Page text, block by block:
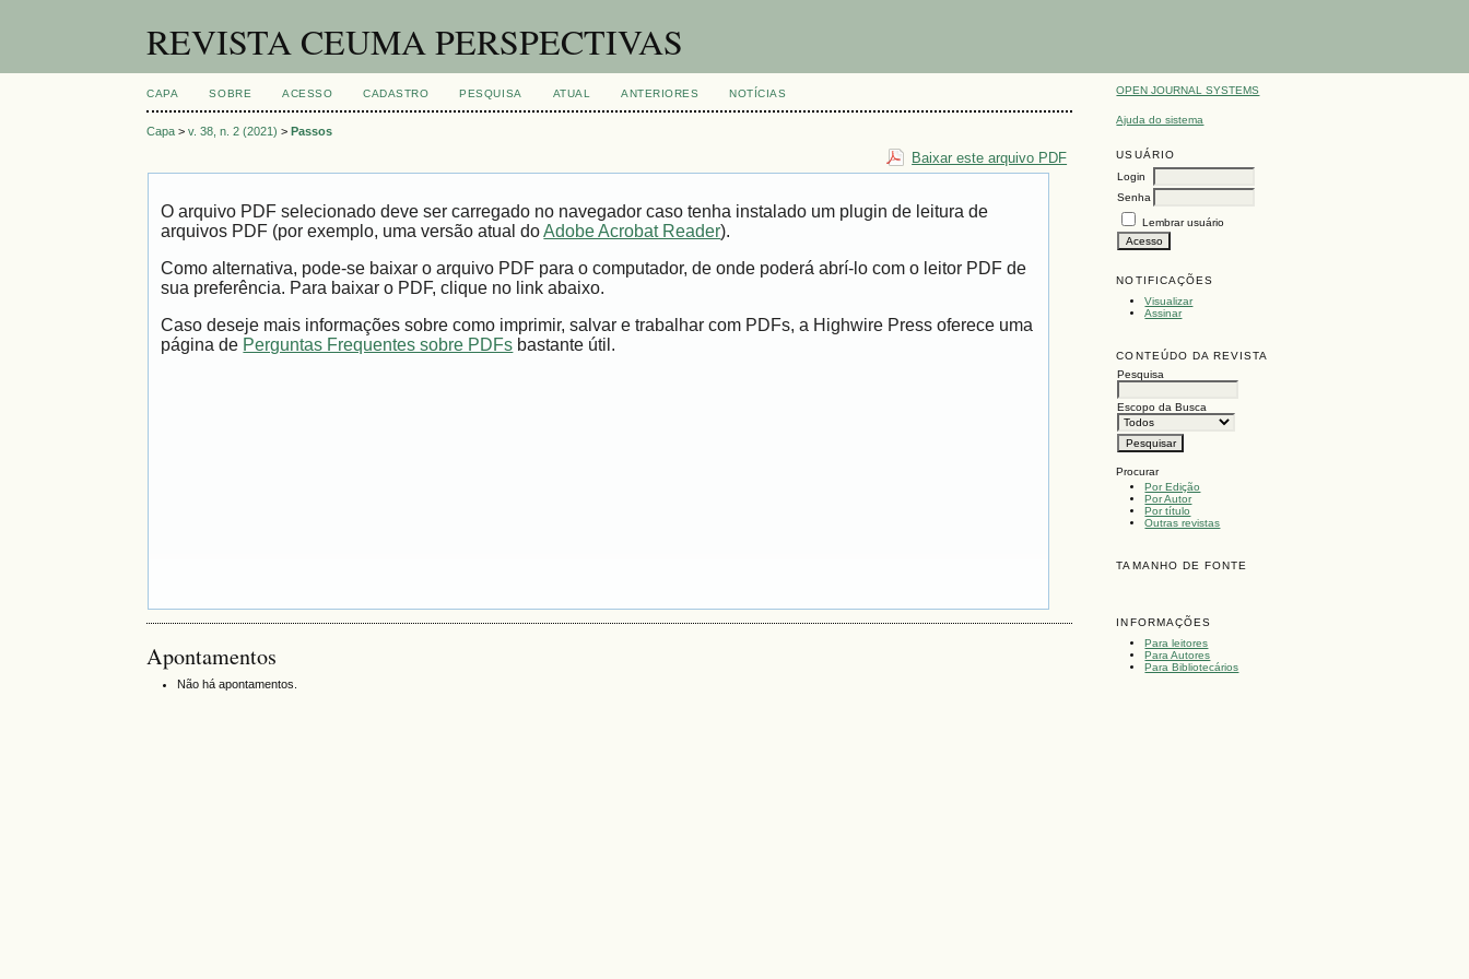
REVISTA CEUMA PERSPECTIVAS
OPEN JOURNAL SYSTEMS
Ajuda do sistema
USUÁRIO
Login
Senha
Lembrar usuário
NOTIFICAÇÕES
Visualizar
Assinar
CONTEÚDO DA REVISTA
Pesquisa
Escopo da Busca
Procurar
Por Edição
Por Autor
Por título
Outras revistas
TAMANHO DE FONTE
INFORMAÇÕES
Para leitores
Para Autores
Para Bibliotecários
CAPA SOBRE ACESSO CADASTRO PESQUISA ATUAL ANTERIORES NOTÍCIAS
Capa >v. 38, n. 2 (2021) >Passos
Baixar este arquivo PDF
O arquivo PDF selecionado deve ser carregado no navegador caso tenha instalado um plugin de leitura de
arquivos PDF (por exemplo, uma versão atual doAdobe Acrobat Reader).
Como alternativa, pode-se baixar o arquivo PDF para o computador, de onde poderá abrí-lo com o leitor PDF de
sua preferência. Para baixar o PDF, clique no link abaixo.
Caso deseje mais informações sobre como imprimir, salvar e trabalhar com PDFs, a Highwire Press oferece uma
página de Perguntas Frequentes sobre PDFs bastante útil.
Apontamentos
Não há apontamentos.